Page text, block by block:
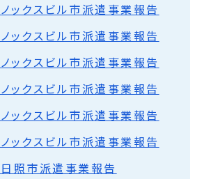
ックスビル市派遣事業報告
ックスビル市派遣事業報告
ックスビル市派遣事業報告
ックスビル市派遣事業報告
ックスビル市派遣事業報告
ックスビル市派遣事業報告
照市派遣事業報告